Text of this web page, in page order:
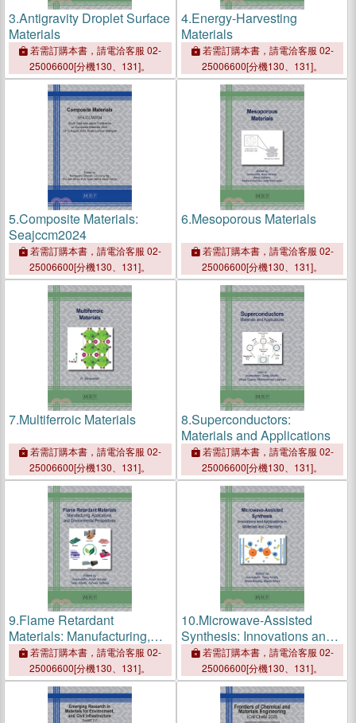
3.Antigravity Droplet Surface
Materials
若需訂購本書，請電洽客服 02-
25006600[分機130、131]。
4.Energy-Harvesting
Materials
若需訂購本書，請電洽客服 02-
25006600[分機130、131]。
5.Composite Materials:
Seajccm2024
若需訂購本書，請電洽客服 02-
25006600[分機130、131]。
6.Mesoporous Materials
若需訂購本書，請電洽客服 02-
25006600[分機130、131]。
7.Multiferroic Materials
若需訂購本書，請電洽客服 02-
25006600[分機130、131]。
8.Superconductors:
Materials and Applications
若需訂購本書，請電洽客服 02-
25006600[分機130、131]。
9.Flame Retardant
Materials: Manufacturing,
Applications, and
Environmental Perspectives
若需訂購本書，請電洽客服 02-
25006600[分機130、131]。
10.Microwave-Assisted
Synthesis: Innovations and
Applications in Materials
and Chemistry
若需訂購本書，請電洽客服 02-
25006600[分機130、131]。